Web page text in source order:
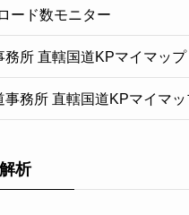
ード数モニター
務所 直轄国道KPマイマッ
事務所 直轄国道KPマイマ
析